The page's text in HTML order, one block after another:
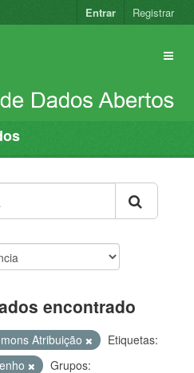
Entrar Registrar
encontrado
Atribuição
Etiquetas:
Grupos: